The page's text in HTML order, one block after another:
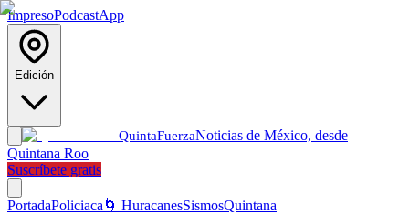
ImpresoPodcastApp
Edición
QuintaFuerzaNoticias de México, desde
Quintana Roo
Suscríbete gratis
PortadaPoliciaca 🌀 HuracanesSismosQuintana